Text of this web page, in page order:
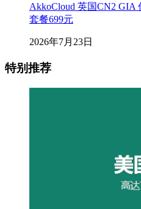
AkkoCloud 英国CN2 GIA
套餐699元
2026年7月23日
特别推荐